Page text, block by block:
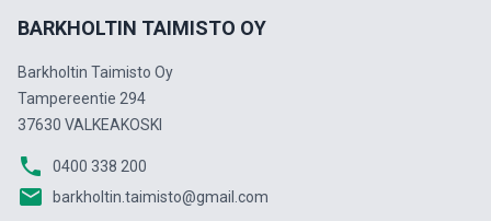
BARKHOLTIN TAIMISTO OY
Barkholtin Taimisto Oy
Tampereentie 294
37630 VALKEAKOSKI
phone 0400 338 200
email barkholtin.taimisto@gmail.com